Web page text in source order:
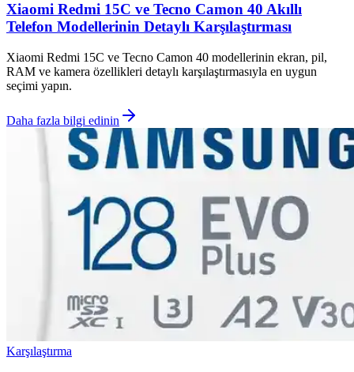
Xiaomi Redmi 15C ve Tecno Camon 40 Akıllı
Telefon Modellerinin Detaylı Karşılaştırması
Xiaomi Redmi 15C ve Tecno Camon 40 modellerinin ekran, pil,
RAM ve kamera özellikleri detaylı karşılaştırmasıyla en uygun
seçimi yapın.
Daha fazla bilgi edinin
Karşılaştırma